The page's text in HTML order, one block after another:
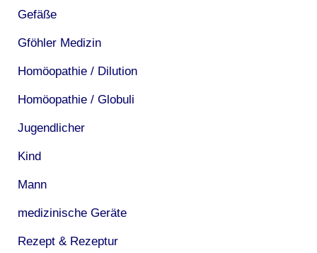
Gefäße
Gföhler Medizin
Homöopathie / Dilution
Homöopathie / Globuli
Jugendlicher
Kind
Mann
medizinische Geräte
Rezept & Rezeptur